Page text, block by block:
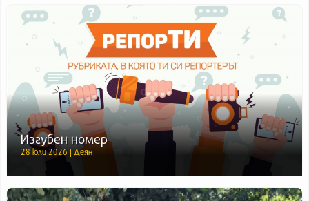
Изгубен номер
28 юли 2026 | Деян